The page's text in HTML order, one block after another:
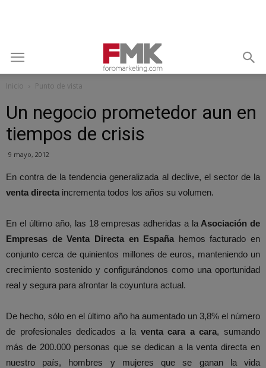
Inicio Punto de vista
Un negocio prometedor aun en
tiempos de crisis
9 mayo, 2012
En contra de la tendencia generalizada al declive, el sector de la
venta directa incrementa todos los años su volumen.
En el último año, las 18 empresas adheridas a la Asociación de
Empresas de Venta Directa en España hemos facturado en
conjunto cerca de quinientos millones de euros, manteniendo un
crecimiento sostenido y configurándonos como una oportunidad
real y segura para afrontar la coyuntura actual.
De hecho, sólo en el último año ha aumentado un 3,8% el número
de profesionales dedicados a la venta cara a cara, sumando
más de 200.000 personas que se dedican a la venta directa en
nuestro país, hombres y mujeres que se ganan la vida